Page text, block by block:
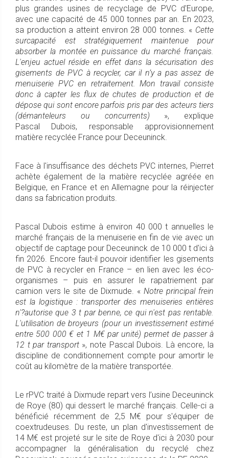
plus grandes usines de recyclage de PVC d'Europe,
avec une capacité de 45 000 tonnes par an. En 2023,
sa production a atteint environ 28 000 tonnes. « Cette
surcapacité est stratégiquement maintenue pour
absorber la montée en puissance du marché français.
L'enjeu actuel réside en effet dans la sécurisation des
gisements de PVC à recycler, car il n’y a pas assez de
menuiserie PVC en retraitement. Mon travail consiste
donc à capter les flux de chutes de production et de
dépose qui sont encore parfois pris par des acteurs tiers
(démanteleurs ou concurrents) », explique
Pascal Dubois, responsable approvisionnement
matière recyclée France pour Deceuninck.
Face à l'insuffisance des déchets PVC internes, Pierret
achète également de la matière recyclée agréée en
Belgique, en France et en Allemagne pour la réinjecter
dans sa fabrication produits.
Pascal Dubois estime à environ 40 000 t annuelles le
marché français de la menuiserie en fin de vie avec un
objectif de captage pour Deceuninck de 10 000 t d'ici à
fin 2026. Encore faut-il pouvoir identifier les gisements
de PVC à recycler en France – en lien avec les éco-
organismes – puis en assurer le rapatriement par
camion vers le site de Dixmude. «Notre principal frein
est la logistique : transporter des menuiseries entières
n'?autorise que 3 t par benne, ce qui n'est pas rentable.
L'utilisation de broyeurs (pour un investissement estimé
entre 500 000 € et 1 M€ par unité) permet de passer à
12 t par transport », note Pascal Dubois. Là encore, la
discipline de conditionnement compte pour amortir le
coût au kilomètre de la matière transportée.
Le rPVC traité à Dixmude repart vers l’usine Deceuninck
de Roye (80) qui dessert le marché français. Celle-ci a
bénéficié récemment de 2,5 M€ pour s'équiper de
coextrudeuses. Du reste, un plan d'investissement de
14 M€ est projeté sur le site de Roye d'ici à 2030 pour
accompagner la généralisation du recyclé chez